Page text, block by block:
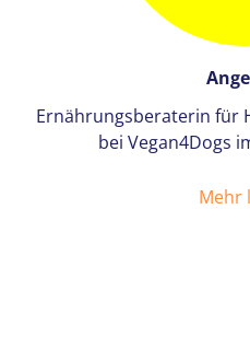
Ernährungsberaterin für
bei Vegan4Dogs
Mehr